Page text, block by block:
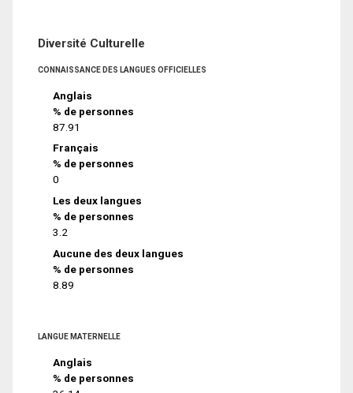
Diversité Culturelle
CONNAISSANCE DES LANGUES OFFICIELLES
Anglais
% de personnes
87.91
Français
% de personnes
0
Les deux langues
% de personnes
3.2
Aucune des deux langues
% de personnes
8.89
LANGUE MATERNELLE
Anglais
% de personnes